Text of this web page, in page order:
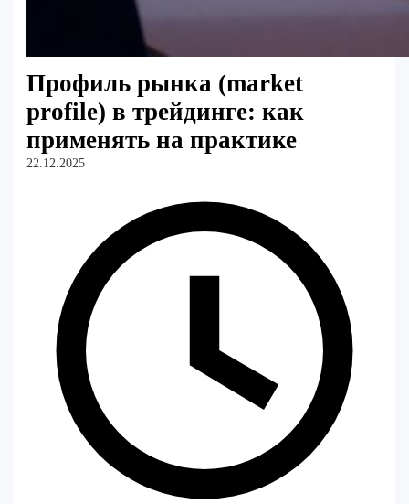
Профиль рынка (market
profile) в трейдинге: как
применять на практике
22.12.2025